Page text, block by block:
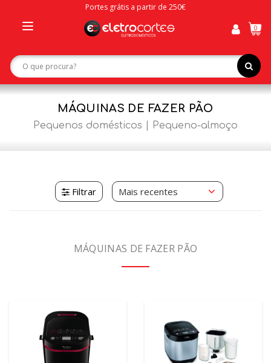
Portes grátis a partir de 250€
navigation
0
MÁQUINAS DE FAZER PÃO
Pequenos domésticos Pequeno-almoço
Filtrar
MÁQUINAS DE FAZER PÃO